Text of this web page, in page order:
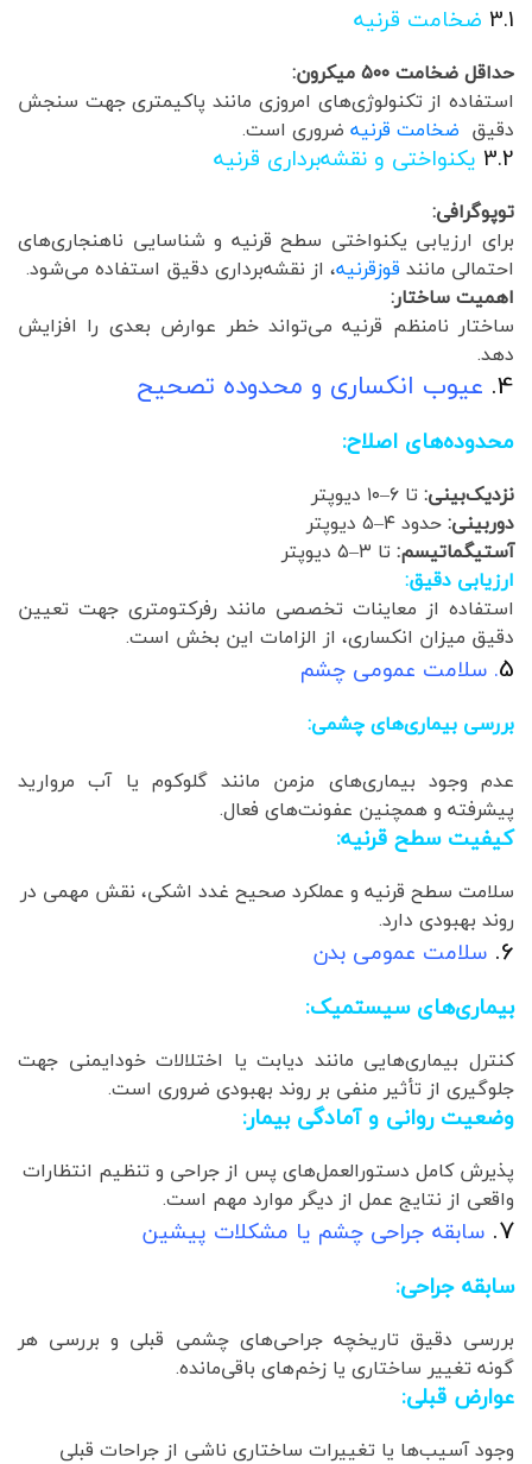
3.1 ضخامت قرنیه
حداقل ضخامت ۵۰۰ میکرون:
استفاده از تکنولوژی‌های امروزی مانند پاکیمتری جهت سنجش
دقیق ضخامت قرنیه ضروری است.
3.2 یکنواختی و نقشه‌برداری قرنیه
توپوگرافی:
برای ارزیابی یکنواختی سطح قرنیه و شناسایی ناهنجاری‌های
احتمالی مانند قوزقرنیه، از نقشه‌برداری دقیق استفاده می‌شود.
اهمیت ساختار:
ساختار نامنظم قرنیه می‌تواند خطر عوارض بعدی را افزایش
دهد.
4. عیوب انکساری و محدوده تصحیح
محدوده‌های اصلاح:
نزدیک‌بینی:تا ۶–۱۰ دیوپتر
دوربینی:حدود ۴–۵ دیوپتر
آستیگماتیسم:تا ۳–۵ دیوپتر
ارزیابی دقیق:
استفاده از معاینات تخصصی مانند رفرکتومتری جهت تعیین
دقیق میزان انکساری، از الزامات این بخش است.
5. سلامت عمومی چشم
بررسی بیماری‌های چشمی:
عدم وجود بیماری‌های مزمن مانند گلوکوم یا آب مروارید
پیشرفته و همچنین عفونت‌های فعال.
کیفیت سطح قرنیه:
سلامت سطح قرنیه و عملکرد صحیح غدد اشکی، نقش مهمی در
روند بهبودی دارد.
6. سلامت عمومی بدن
بیماری‌های سیستمیک:
کنترل بیماری‌هایی مانند دیابت یا اختلالات خودایمنی جهت
جلوگیری از تأثیر منفی بر روند بهبودی ضروری است.
وضعیت روانی و آمادگی بیمار:
پذیرش کامل دستورالعمل‌های پس از جراحی و تنظیم انتظارات
واقعی از نتایج عمل از دیگر موارد مهم است.
7. سابقه جراحی چشم یا مشکلات پیشین
سابقه جراحی:
بررسی دقیق تاریخچه جراحی‌های چشمی قبلی و بررسی هر
گونه تغییر ساختاری یا زخم‌های باقی‌مانده.
عوارض قبلی:
وجود آسیب‌ها یا تغییرات ساختاری ناشی از جراحات قبلی